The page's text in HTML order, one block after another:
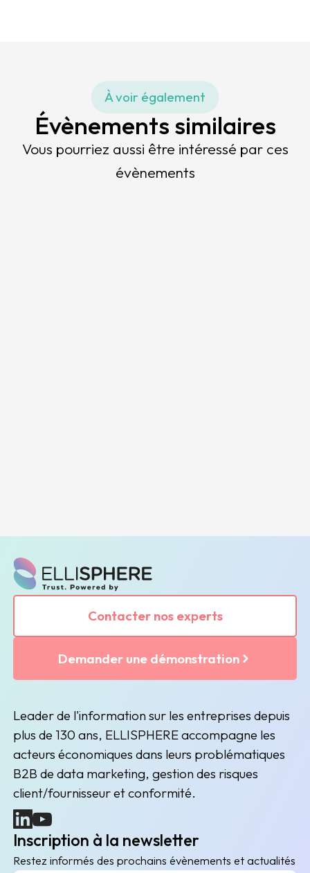
À voir également
Évènements similaires
Vous pourriez aussi être intéressé par ces
évènements
Contacter nos experts
Demander une démonstration
Leader de l'information sur les entreprises depuis
plus de 130 ans, ELLISPHERE accompagne les
acteurs économiques dans leurs problématiques
B2B de data marketing, gestion des risques
client/fournisseur et conformité.
(nouvelle fenêtre)
(nouvelle fenêtre)
Inscription à la newsletter
Restez informés des prochains évènements et actualités